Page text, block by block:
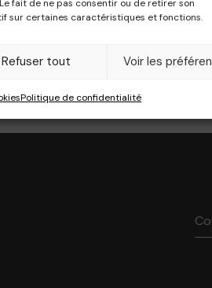
fait de ne pas consentir ou de retirer son
sur certaines caractéristiques et fonctions.
Refuser tout Voir les
Politique de confidentialité